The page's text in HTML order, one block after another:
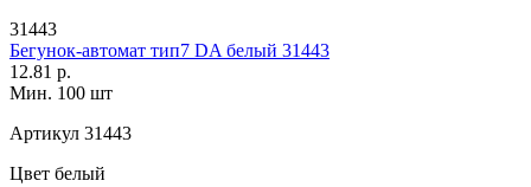
31443
Бегунок-автомат тип7 DA белый 31443
12.81 р.
Мин. 100 шт
Артикул 31443
Цвет белый